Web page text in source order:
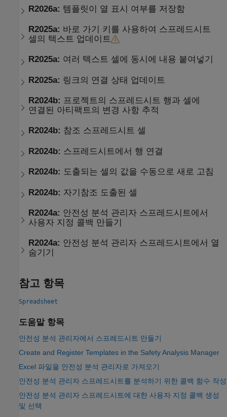
R2026a: 템플릿이 열 표시 여부를 저장함
R2025a: 바로 가기 키를 사용하여 스프레드시트
셀의 텍스트 업데이트
R2025a: 여러 텍스트 셀에 동시에 내용 붙여넣기
R2025a: 링크의 연결 상태 업데이트
R2024b: 프로젝트의 스프레드시트 행과 셀에
연결된 아티팩트의 변경 사항 추적
R2024b: 참조 스프레드시트 셀
R2024b: 스프레드시트에서 행 연결
R2024b: 도출되는 셀의 값을 수동으로 새로 고침
R2024b: 자기참조 도출된 셀
R2024a: 안전성 분석 관리자 스프레드시트에서
사용자 지정 콜백 만들기
R2024a: 안전성 분석 관리자 스프레드시트에서 열
숨기기
참고 항목
Spreadsheet
도움말 항목
안전성 분석 관리자에서 스프레드시트 만들기
Create and Register Templates in the Safety Analysis Manager
Excel 파일을 안전성 분석 관리자로 가져오기
안전성 분석 관리자 스프레드시트를 분석하기 위한 콜백 함수 작성
안전성 분석 관리자 스프레드시트에 대한 사용자 지정 콜백 생성
및 선택